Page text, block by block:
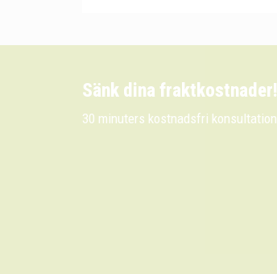
Sänk dina fraktkostnader!
30 minuters kostnadsfri konsultation